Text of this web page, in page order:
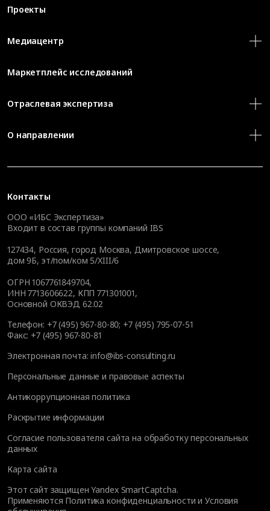
Контакты
ООО «ИБС Экспертиза»
Входит в состав группы компаний IBS
127434, Россия, город Москва, Дмитровское шоссе,
дом 9Б, эт/пом/ком 5/XIII/6
ОГРН 1067761849704,
ИНН 7713606622, КПП 771301001,
Основной ОКВЭД 62.02
Телефон: +7 (495) 967-80-80; +7 (495) 795-07-51
Факс: +7 (495) 967-80-81
Электронная почта:info@ibs-consulting.ru
Персональные данные и правовые аспекты
Антикоррупционная политика
Раскрытие информации
Согласие пользователя сайта на обработку персональных
данных
Карта сайта
Этот сайт защищен Yandex SmartCaptcha.
Применяются Политика конфиденциальности иУсловия
Проекты
Медиацентр
Маркетплейс исследований
Отраслевая экспертиза
О направлении